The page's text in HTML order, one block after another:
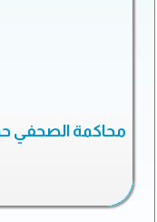
محاكمة الصحفي